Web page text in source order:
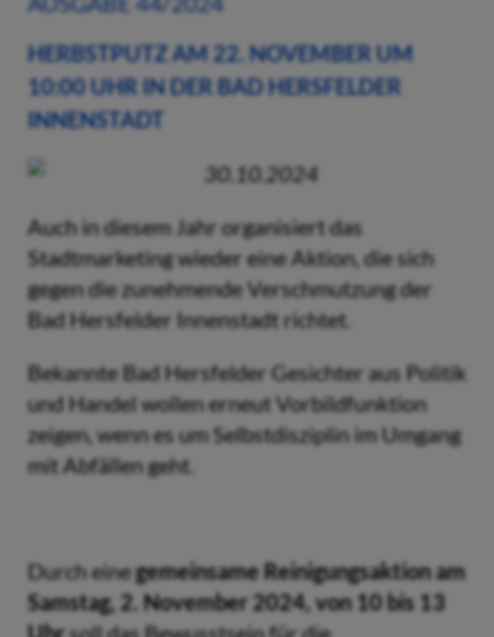
HERBSTPUTZ AM 22. NOVEMBER UM
10:00 UHR IN DER BAD HERSFELDER
INNENSTADT
30.10.2024
Auch in diesem Jahr organisiert das
Stadtmarketing wieder eine Aktion, die sich
gegen die zunehmende Verschmutzung der
Bad Hersfelder Innenstadt richtet.
Bekannte Bad Hersfelder Gesichter aus Politik
und Handel wollen erneut Vorbildfunktion
zeigen, wenn es um Selbstdisziplin im Umgang
mit Abfällen geht.
Durch einegemeinsame Reinigungsaktion am
Samstag, 2. November 2024, von 10 bis 13